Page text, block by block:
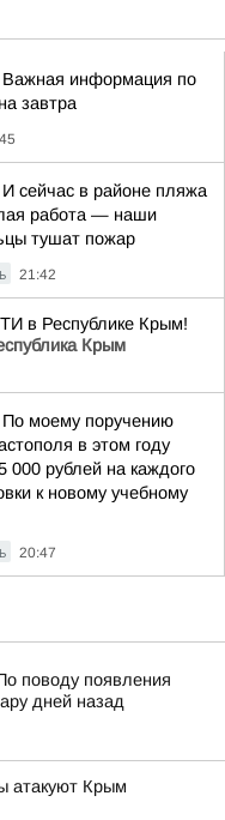
информация по
завтра
сейчас в районе пляжа
работа — наши
тушат пожар
21:42
Республике Крым!
Крым
моему поручению
в этом году
000 рублей на каждого
к новому учебному
20:47
поводу появления
дней назад
атакуют Крым